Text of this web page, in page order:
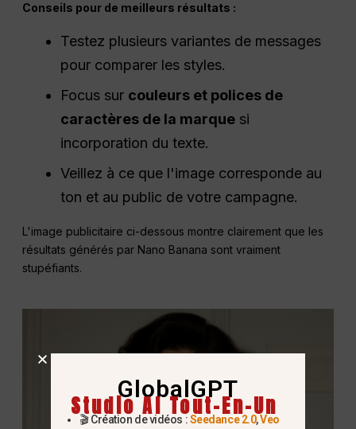
Conseils pour de meilleurs résultats :
Testez plusieurs variantes de messages
pour comparer les styles.
Focus sur couleurs et polices de
caractères de la marque si
incorporation du texte.
Veillez à ce que l'image corresponde au
ton et au public de votre campagne.
L'image publicitaire ci-dessous montre clairement que les
résultats générés par Nano Banana sont vraiment
stupéfiants.
GlobalGPT
Studio AI Tout-En-Un
🎬 Création de vidéos :Seedance 2.0,Veo